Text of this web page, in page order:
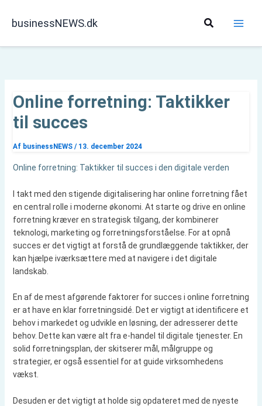
businessNEWS.dk Søg
Online forretning: Taktikker
til succes
Af businessNEWS / 13. december 2024
Online forretning: Taktikker til succes i den digitale verden
I takt med den stigende digitalisering har online forretning fået
en central rolle i moderne økonomi. At starte og drive en online
forretning kræver en strategisk tilgang, der kombinerer
teknologi, marketing og forretningsforståelse. For at opnå
succes er det vigtigt at forstå de grundlæggende taktikker, der
kan hjælpe iværksættere med at navigere i det digitale
landskab.
En af de mest afgørende faktorer for succes i online forretning
er at have en klar forretningsidé. Det er vigtigt at identificere et
behov i markedet og udvikle en løsning, der adresserer dette
behov. Dette kan være alt fra e-handel til digitale tjenester. En
solid forretningsplan, der skitserer mål, målgruppe og
strategier, er også essentiel for at guide virksomhedens
vækst.
Desuden er det vigtigt at holde sig opdateret med de nyeste